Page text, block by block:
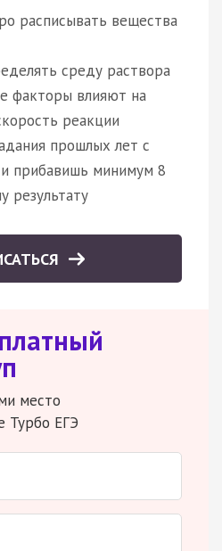
расписывать вещества
среду раствора
факторы влияют на
реакции
прошлых лет с
прибавишь минимум 8
результату
место
Турбо ЕГЭ